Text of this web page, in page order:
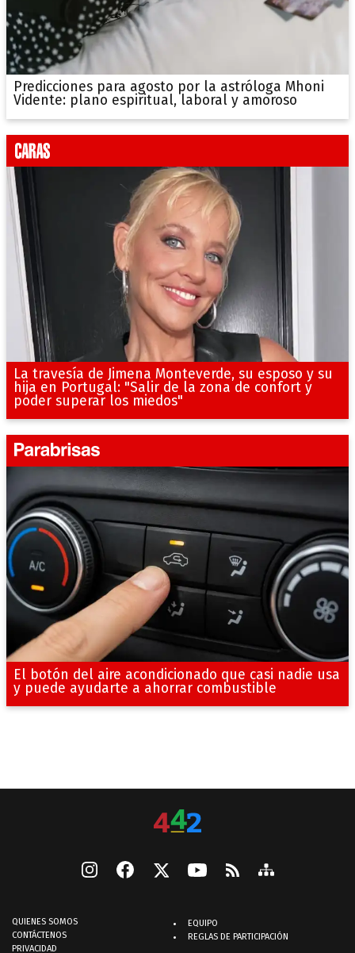
Predicciones para agosto por la astróloga Mhoni
Vidente: plano espiritual, laboral y amoroso
La travesía de Jimena Monteverde, su esposo y su
hija en Portugal: "Salir de la zona de confort y
poder superar los miedos"
El botón del aire acondicionado que casi nadie usa
y puede ayudarte a ahorrar combustible
QUIENES SOMOS
CONTÁCTENOS
PRIVACIDAD
EQUIPO
REGLAS DE PARTICIPACIÓN